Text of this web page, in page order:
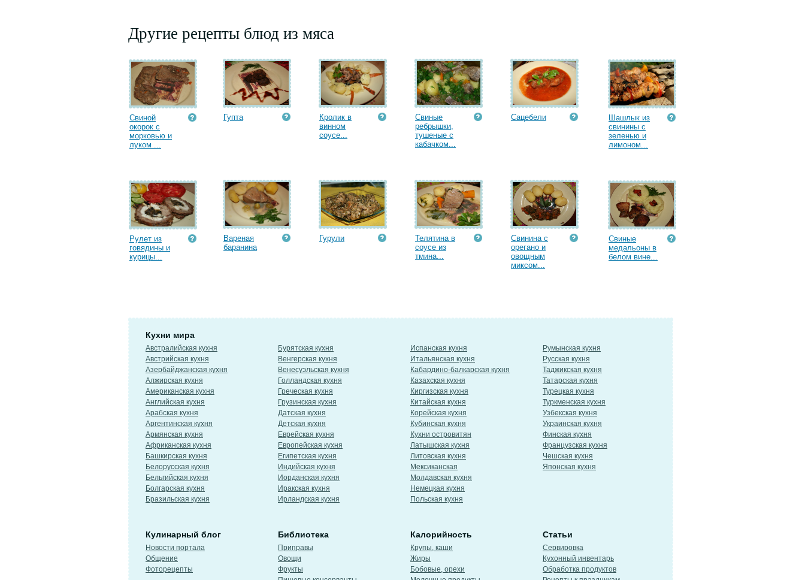
Другие рецепты блюд из мяса
Свиной
окорок с
морковью и
луком ...
Гупта
Кролик в
винном
соусе...
Свиные
ребрышки,
тушеные с
кабачком...
Сацебели
Шашлык из
свинины с
зеленью и
лимоном...
Рулет из
говядины и
курицы...
Вареная
баранина
Гурули
Телятина в
соусе из
тмина...
Свинина с
орегано и
овощным
миксом...
Свиные
медальоны в
белом вине...
Кухни мира
Австралийская кухня
Австрийская кухня
Азербайджанская кухня
Алжирская кухня
Американская кухня
Английская кухня
Арабская кухня
Аргентинская кухня
Армянская кухня
Африканская кухня
Башкирская кухня
Белорусская кухня
Бельгийская кухня
Болгарская кухня
Бразильская кухня
Бурятская кухня
Венгерская кухня
Венесуэльская кухня
Голландская кухня
Греческая кухня
Грузинская кухня
Датская кухня
Детская кухня
Еврейская кухня
Европейская кухня
Египетская кухня
Индийская кухня
Иорданская кухня
Иракская кухня
Ирландская кухня
Испанская кухня
Итальянская кухня
Кабардино-балкарская кухня
Казахская кухня
Киргизская кухня
Китайская кухня
Корейская кухня
Кубинская кухня
Кухни островитян
Латышская кухня
Литовская кухня
Мексиканская
Молдавская кухня
Немецкая кухня
Польская кухня
Румынская кухня
Русская кухня
Таджикская кухня
Татарская кухня
Турецкая кухня
Туркменская кухня
Узбекская кухня
Украинская кухня
Финская кухня
Французская кухня
Чешская кухня
Японская кухня
Кулинарный блог
Новости портала
Общение
Фоторецепты
Библиотека
Приправы
Овощи
Фрукты
Калорийность
Крупы, каши
Жиры
Бобовые, орехи
Статьи
Сервировка
Кухонный инвентарь
Обработка продуктов